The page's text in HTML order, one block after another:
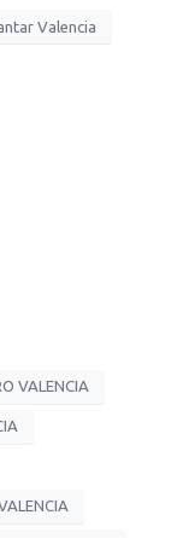
Valencia
VALENCIA